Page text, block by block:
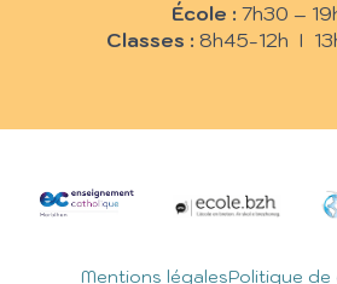
École : 7h30 –
Classes : 8h45-12h I
Mentions légalesPolitique